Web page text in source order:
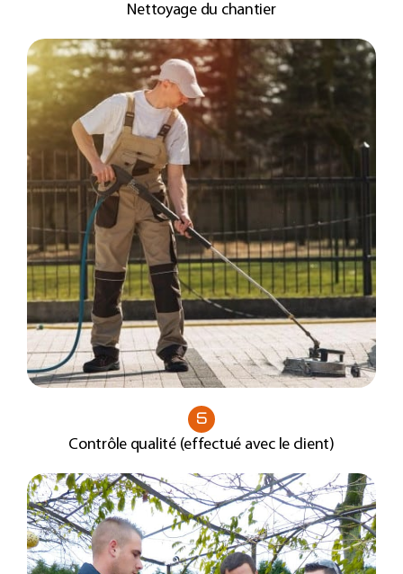
Nettoyage du chantier
5
Contrôle qualité (effectué avec le client)